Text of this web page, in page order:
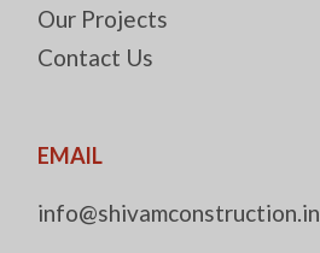
Our Projects
Contact Us
EMAIL
info@shivamconstruction.in